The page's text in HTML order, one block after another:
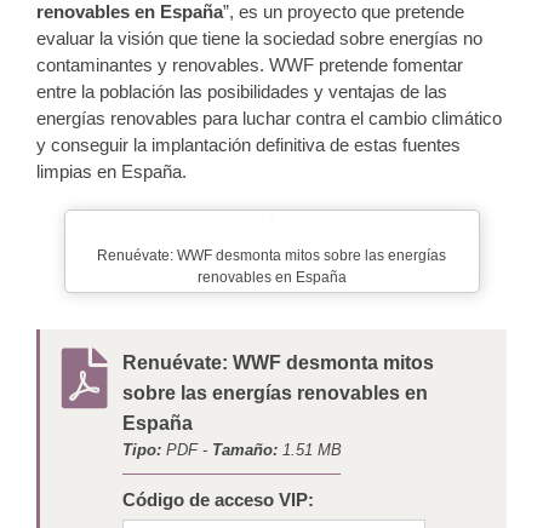
renovables en España”, es un proyecto que pretende
evaluar la visión que tiene la sociedad sobre energías no
contaminantes y renovables. WWF pretende fomentar
entre la población las posibilidades y ventajas de las
energías renovables para luchar contra el cambio climático
y conseguir la implantación definitiva de estas fuentes
limpias en España.
Renuévate: WWF desmonta mitos sobre las energías
renovables en España
Renuévate: WWF desmonta mitos
sobre las energías renovables en
España
Tipo:PDF - Tamaño:1.51 MB
Código de acceso VIP: